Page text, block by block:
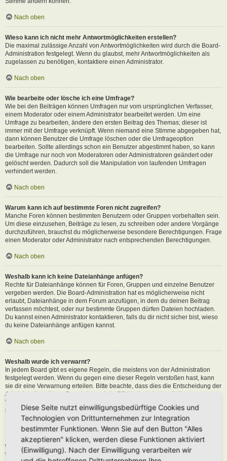
Nach oben
Wieso kann ich nicht mehr Antwortmöglichkeiten erstellen?
Die maximal zulässige Anzahl von Antwortmöglichkeiten wird durch die Board-
Administration festgelegt. Wenn du glaubst, mehr Antwortmöglichkeiten als
zugelassen zu benötigen, kontaktiere einen Administrator.
Nach oben
Wie bearbeite oder lösche ich eine Umfrage?
Wie bei den Beiträgen können Umfragen nur vom ursprünglichen Verfasser,
einem Moderator oder einem Administrator bearbeitet werden. Um eine
Umfrage zu bearbeiten, ändere den ersten Beitrag des Themas; dieser ist
immer mit der Umfrage verknüpft. Wenn niemand eine Stimme abgegeben hat,
dann können Benutzer die Umfrage löschen oder die Umfrageoption
bearbeiten. Sollte allerdings schon ein Benutzer abgestimmt haben, so kann
die Umfrage nur noch von Moderatoren oder Administratoren geändert oder
gelöscht werden. Dadurch soll die Manipulation von laufenden Umfragen
verhindert werden.
Nach oben
Warum kann ich auf bestimmte Foren nicht zugreifen?
Manche Foren können bestimmten Benutzern oder Gruppen vorbehalten sein.
Um diese einzusehen, Beiträge zu lesen, zu schreiben oder andere Vorgänge
durchzuführen, brauchst du möglicherweise besondere Berechtigungen. Frage
einen Moderator oder Administrator nach entsprechenden Berechtigungen.
Nach oben
Weshalb kann ich keine Dateianhänge anfügen?
Rechte für Dateianhänge können für Foren, Gruppen und einzelne Benutzer
vergeben werden. Die Board-Administration hat es möglicherweise nicht
erlaubt, Dateianhänge in dem Forum anzufügen, in dem du deinen Beitrag
verfassen möchtest, oder nur bestimmte Gruppen dürfen Dateien hochladen.
Du kannst einen Administrator kontaktieren, falls du dir nicht sicher bist, wieso
du keine Dateianhänge anfügen kannst.
Nach oben
Weshalb wurde ich verwarnt?
In jedem Board gibt es eigene Regeln, die meistens von der Administration
festgelegt werden. Wenn du gegen eine dieser Regeln verstoßen hast, kann
sie dir eine Verwarnung erteilen. Bitte beachte, dass dies die Entscheidung der
Administration dieses Boards ist und phpBB Limited nichts mit dieser
Verwarnung zu tun hat. Kontaktiere einen Administrator, sofern du die nicht
sicher bist, wieso du verwarnt wurdest.
Nach oben
Wie kann ich Beiträge den Moderatoren melden?
Wenn ein Administrator die entsprechenden Berechtigungen vergeben hat,
Diese Seite nutzt einwilligungsbedürftige Cookies und
Technologien von Drittunternehmen zur Integration
bestimmter Funktionen. Wenn Sie auf den Button "Alles
akzeptieren" klicken, werden diese Funktionen aktiviert
(Einwilligung). Nach der Einwilligung verarbeiten wir